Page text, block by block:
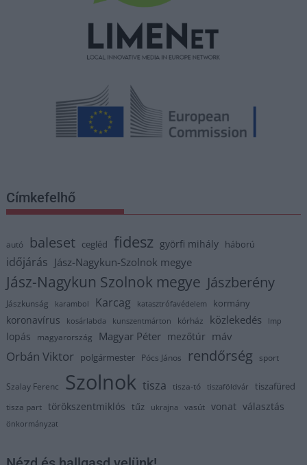
Címkefelhő
autó baleset cegléd fidesz györfi mihály háború
időjárás Jász-Nagykun-Szolnok megye
Jász-Nagykun Szolnok megye Jászberény
Jászkunság karambol Karcag katasztrófavédelem kormány
koronavírus kosárlabda kunszentmárton kórház közlekedés lmp
lopás magyarország Magyar Péter mezőtúr máv
Orbán Viktor polgármester Pócs János rendőrség sport
Szalay Ferenc Szolnok tisza tisza-tó tiszaföldvár tiszafüred
tisza part törökszentmiklós tűz ukrajna vasút vonat választás
önkormányzat